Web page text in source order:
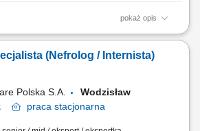
pokaż opis
za powierzone zadania:
elementów prefabrykowanych,
Prowadzenie inspekcji budowy,
(Nefrolog / Internista)
Polska S.A.
Wodzisław
praca stacjonarna